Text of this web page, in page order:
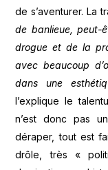
de s’aventurer. La
de banlieue, peut-
drogue et de la
avec beaucoup
dans une
l’explique le
n’est donc pas
déraper, tout est
drôle, très «